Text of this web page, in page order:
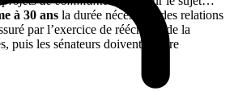
à 30 ans la durée nécessaire des relations
par l’exercice de réécriture de la
puis les sénateurs doivent encore